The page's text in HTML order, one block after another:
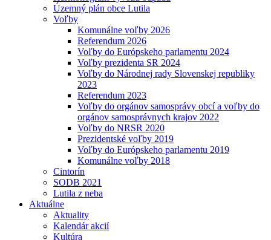
Územný plán obce Lutila
Voľby
Komunálne voľby 2026
Referendum 2026
Voľby do Európskeho parlamentu 2024
Voľby prezidenta SR 2024
Voľby do Národnej rady Slovenskej republiky
2023
Referendum 2023
Voľby do orgánov samosprávy obcí a voľby do
orgánov samosprávnych krajov 2022
Voľby do NRSR 2020
Prezidentské voľby 2019
Voľby do Európskeho parlamentu 2019
Komunálne voľby 2018
Cintorín
SODB 2021
Lutila z neba
Aktuálne
Aktuality
Kalendár akcií
Kultúra